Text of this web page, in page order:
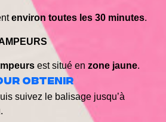
environ toutes les 30 minutes.
est situé enzone jaune.
obtenir
suivez le balisage jusqu’à